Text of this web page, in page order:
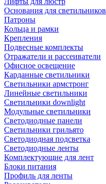
Основания для светильников
Патроны
Кольца и рамки
Крепления
Подвесные комплекты
Отражатели и рассеиватели
Офисное освещение
Карданные светильники
Светильники армстронг
Линейные светильники
Светильники downlight
Модульные светильники
Светодиодные панели
Светильники грильято
Светодиодная подсветка
Светодиодные ленты
Комплектующие для лент
Блоки питания
Профиль для ленты